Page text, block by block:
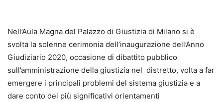
Nell’Aula Magna del Palazzo di Giustizia di Milano si è
svolta la solenne cerimonia dell’inaugurazione dell’Anno
Giudiziario 2020, occasione di dibattito pubblico
sull’amministrazione della giustizia nel distretto, volta a far
emergere i principali problemi del sistema giustizia e a
dare conto dei più significativi orientamenti